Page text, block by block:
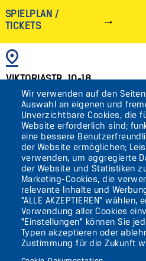
Wir verwenden auf den
Auswahl an eigenen und
Unverzichtbare Cookies, die
Website erforderlich sind;
eine bessere
der Website ermöglichen;
verwenden, um aggregierte
der Website und Statistiken
Marketing-Cookies, die
relevante Inhalte und
"ALLE AKZEPTIEREN"
Verwendung aller Cookies
"Einstellungen" können Sie
Typen akzeptieren oder
Zustimmung für die Zukunft
SPIELPLAN /
TICKETS
BILD
VIKTORIASTR. 10-18
12105 BERLIN
TEMPELHOF
AKTUELLES
KONTAKT
DIE UFAFABRIK
BERLIN
Suche